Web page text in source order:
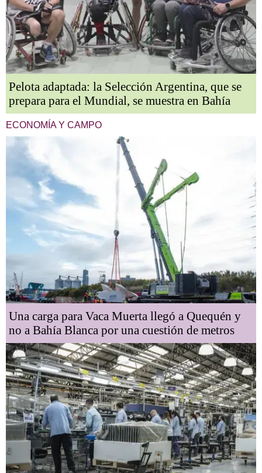
Pelota adaptada: la Selección Argentina, que se
prepara para el Mundial, se muestra en Bahía
ECONOMÍA Y CAMPO
Una carga para Vaca Muerta llegó a Quequén y
no a Bahía Blanca por una cuestión de metros